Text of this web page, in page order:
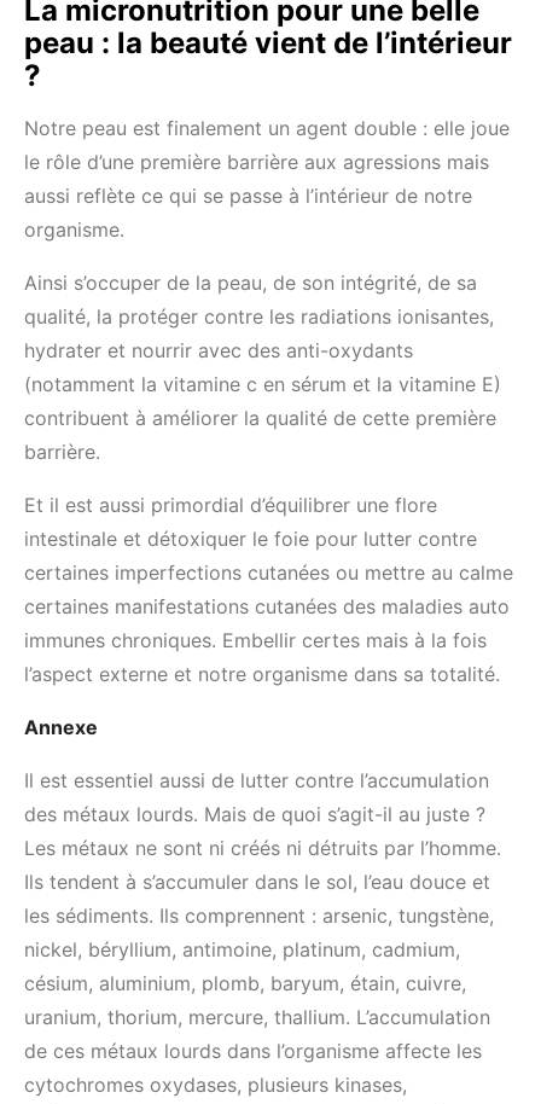
La micronutrition pour une belle
peau : la beauté vient de l’intérieur
?
Notre peau est finalement un agent double : elle joue
le rôle d’une première barrière aux agressions mais
aussi reflète ce qui se passe à l’intérieur de notre
organisme.
Ainsi s’occuper de la peau, de son intégrité, de sa
qualité, la protéger contre les radiations ionisantes,
hydrater et nourrir avec des anti-oxydants
(notamment la vitamine c en sérum et la vitamine E)
contribuent à améliorer la qualité de cette première
barrière.
Et il est aussi primordial d’équilibrer une flore
intestinale et détoxiquer le foie pour lutter contre
certaines imperfections cutanées ou mettre au calme
certaines manifestations cutanées des maladies auto
immunes chroniques. Embellir certes mais à la fois
l’aspect externe et notre organisme dans sa totalité.
Annexe
Il est essentiel aussi de lutter contre l’accumulation
des métaux lourds. Mais de quoi s’agit-il au juste ?
Les métaux ne sont ni créés ni détruits par l’homme.
Ils tendent à s’accumuler dans le sol, l’eau douce et
les sédiments. Ils comprennent : arsenic, tungstène,
nickel, béryllium, antimoine, platinum, cadmium,
césium, aluminium, plomb, baryum, étain, cuivre,
uranium, thorium, mercure, thallium. L’accumulation
de ces métaux lourds dans l’organisme affecte les
cytochromes oxydases, plusieurs kinases,